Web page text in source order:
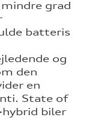
grad
batteris
og
den
en
State of
biler